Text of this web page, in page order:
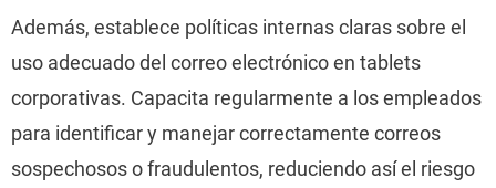
Además, establece políticas internas claras sobre el
uso adecuado del correo electrónico en tablets
corporativas. Capacita regularmente a los empleados
para identificar y manejar correctamente correos
sospechosos o fraudulentos, reduciendo así el riesgo